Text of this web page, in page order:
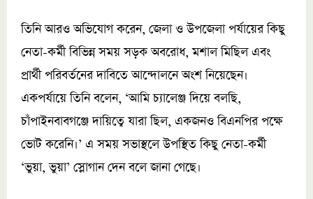
তিনি আরও অভিযোগ করেন, জেলা ও উপজেলা পর্যায়ের কিছু
নেতা-কর্মী বিভিন্ন সময় সড়ক অবরোধ, মশাল মিছিল এবং
প্রার্থী পরিবর্তনের দাবিতে আন্দোলনে অংশ নিয়েছেন।
একপর্যায়ে তিনি বলেন, ‘আমি চ্যালেঞ্জ দিয়ে বলছি,
চাঁপাইনবাবগঞ্জে দায়িত্বে যারা ছিল, একজনও বিএনপির পক্ষে
ভোট করেনি।’ এ সময় সভাস্থলে উপস্থিত কিছু নেতা-কর্মী
‘ভুয়া, ভুয়া’ স্লোগান দেন বলে জানা গেছে।